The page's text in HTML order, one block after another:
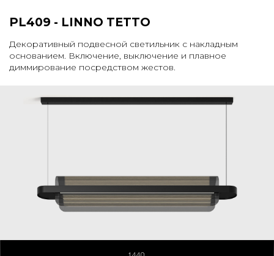
PL409 - LINNO TETTO
Декоративный подвесной светильник с накладным
основанием. Включение, выключение и плавное
диммирование посредством жестов.